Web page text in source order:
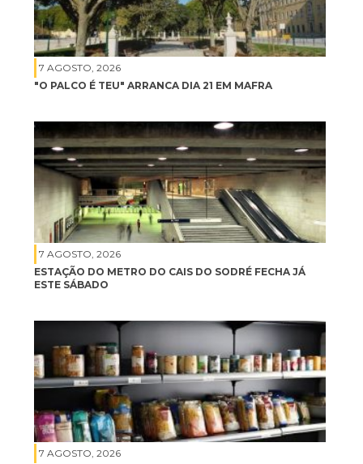
7 AGOSTO, 2026
"O PALCO É TEU" ARRANCA DIA 21 EM MAFRA
7 AGOSTO, 2026
ESTAÇÃO DO METRO DO CAIS DO SODRÉ FECHA JÁ
ESTE SÁBADO
7 AGOSTO, 2026